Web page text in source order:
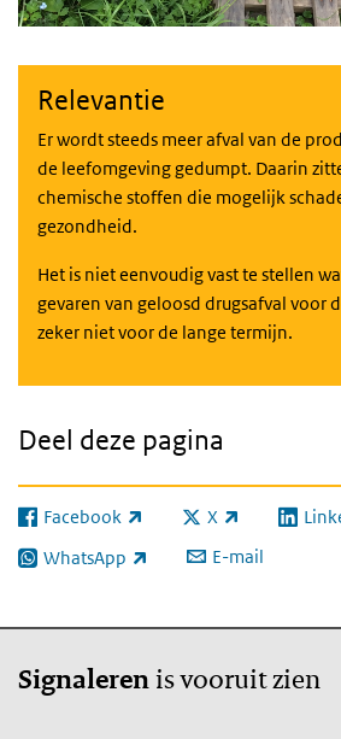
Relevantie
Er wordt steeds meer afval van de
de leefomgeving gedumpt. Daarin
chemische stoffen die mogelijk
gezondheid.
Het is niet eenvoudig vast te stellen
gevaren van geloosd drugsafval voor
zeker niet voor de lange termijn.
Deel deze pagina
Facebook
(externe link) X
(externe link)
WhatsApp
(externe link) E-mail
Signaleren is vooruit zien